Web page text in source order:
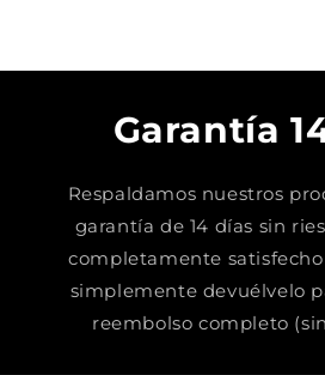
Garantía
Respaldamos nuestros
garantía de 14 días sin
completamente
simplemente devuélvelo
reembolso completo